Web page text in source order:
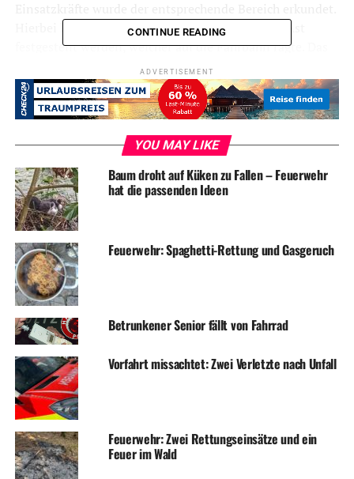
Hierbei konnte dann ein kleiner abgebrochener Ast
festgestellt werden, welcher auf die Fahrbahn ragte. Das
Hindernis wurde mit einem Fuchsschwanz beseitigt und
die Durchfahrt war wieder möglich. Die ehrenamtlichen
Einsatzkräfte beendeten den Einsatz und rückten gegen
09:00 Uhr wieder ein.
Symbolfoto / Archiv
RELATED TOPICS:
UP NEXT
Termine für Schulanmeldungen im Februar
DON'T MISS
Brennende Mülltonne und Ölspur beschäftigen die
Feuerwehr
CONTINUE READING
ADVERTISEMENT
YOU MAY LIKE
Baum droht auf Küken zu Fallen – Feuerwehr
hat die passenden Ideen
Feuerwehr: Spaghetti-Rettung und Gasgeruch
Betrunkener Senior fällt von Fahrrad
Vorfahrt missachtet: Zwei Verletzte nach Unfall
Feuerwehr: Zwei Rettungseinsätze und ein
Feuer im Wald